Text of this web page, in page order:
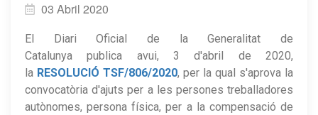
03 Abril 2020
El Diari Oficial de la Generalitat de
Catalunya publica avui, 3 d'abril de 2020,
la RESOLUCIÓ TSF/806/2020, per la qual s'aprova la
convocatòria d'ajuts per a les persones treballadores
autònomes, persona física, per a la compensació de